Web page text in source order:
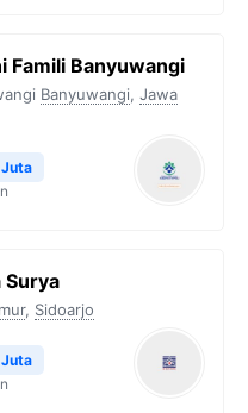
Famili Banyuwangi
Banyuwangi, Jawa
Surya
, Sidoarjo